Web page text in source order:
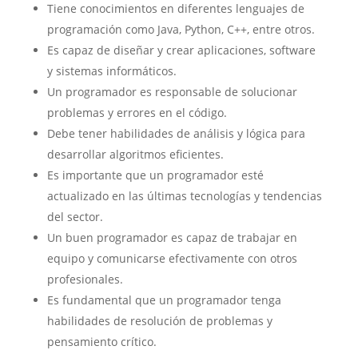
Tiene conocimientos en diferentes lenguajes de
programación como Java, Python, C++, entre otros.
Es capaz de diseñar y crear aplicaciones, software
y sistemas informáticos.
Un programador es responsable de solucionar
problemas y errores en el código.
Debe tener habilidades de análisis y lógica para
desarrollar algoritmos eficientes.
Es importante que un programador esté
actualizado en las últimas tecnologías y tendencias
del sector.
Un buen programador es capaz de trabajar en
equipo y comunicarse efectivamente con otros
profesionales.
Es fundamental que un programador tenga
habilidades de resolución de problemas y
pensamiento crítico.